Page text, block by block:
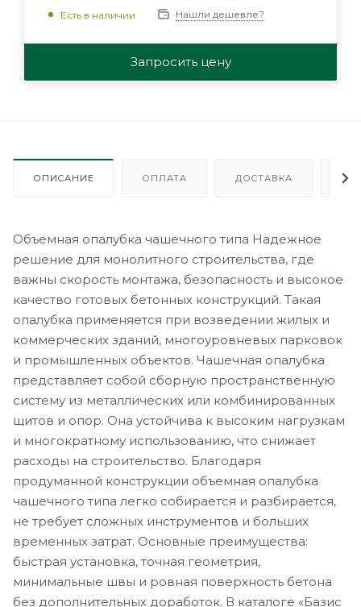
Есть в наличии Нашли дешевле?
Запросить цену
ОПИСАНИЕ ОПЛАТА ДОСТАВКА
Объемная опалубка чашечного типа Надежное
решение для монолитного строительства, где
важны скорость монтажа, безопасность и высокое
качество готовых бетонных конструкций. Такая
опалубка применяется при возведении жилых и
коммерческих зданий, многоуровневых парковок
и промышленных объектов. Чашечная опалубка
представляет собой сборную пространственную
систему из металлических или комбинированных
щитов и опор. Она устойчива к высоким нагрузкам
и многократному использованию, что снижает
расходы на строительство. Благодаря
продуманной конструкции объемная опалубка
чашечного типа легко собирается и разбирается,
не требует сложных инструментов и больших
временных затрат. Основные преимущества:
быстрая установка, точная геометрия,
минимальные швы и ровная поверхность бетона
без дополнительных доработок. В каталоге «Базис